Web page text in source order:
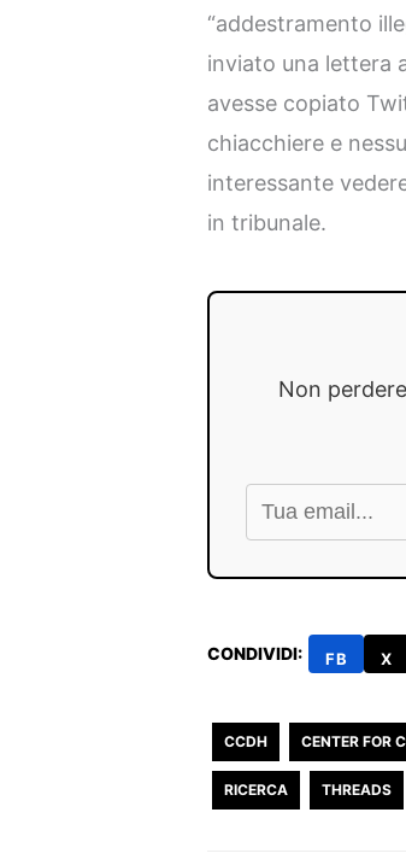
“addestramento
inviato una lettera
avesse copiato
chiacchiere e
interessante
in tribunale.
Non
CONDIVIDI: FB X
CCDH CENTER FOR
RICERCA THREADS